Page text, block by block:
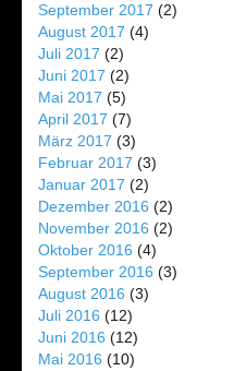
September 2017 (2)
August 2017 (4)
Juli 2017 (2)
Juni 2017 (2)
Mai 2017 (5)
April 2017 (7)
März 2017 (3)
Februar 2017 (3)
Januar 2017 (2)
Dezember 2016 (2)
November 2016 (2)
Oktober 2016 (4)
September 2016 (3)
August 2016 (3)
Juli 2016 (12)
Juni 2016 (12)
Mai 2016 (10)